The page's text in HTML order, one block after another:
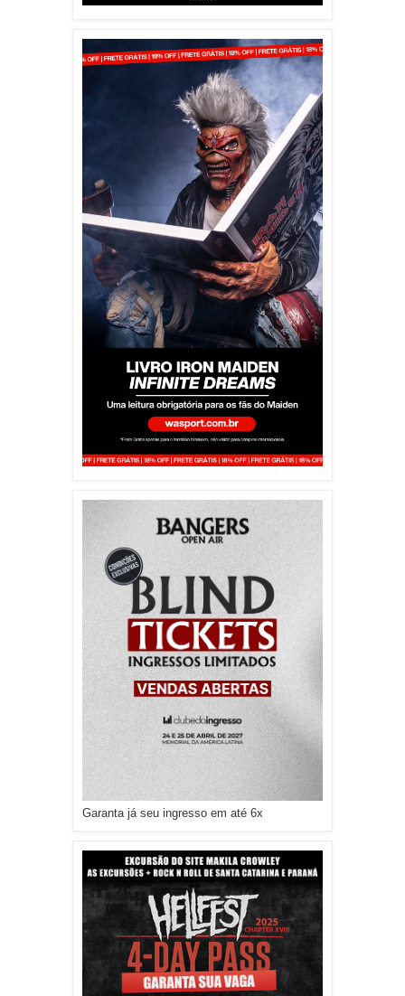
Garanta já seu ingresso em até 6x